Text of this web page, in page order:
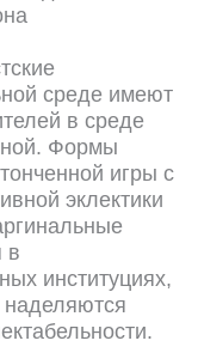
среде имеют
в среде
Формы
игры с
эклектики
в
институциях,
наделяются